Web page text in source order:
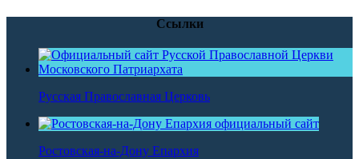
Ссылки
Русская Православная Церковь
Ростовская-на-Дону Епархия